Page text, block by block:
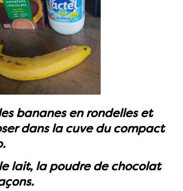
bananes en rondelles et
dans la cuve du compact
lait, la poudre de chocolat